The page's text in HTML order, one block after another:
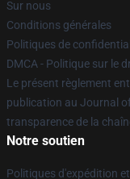
Sur nous
Conditions générales
Politiques de
DMCA - Politique sur le
Le présent règlement
publication au Journal
transparence de la
Notre soutien
Politiques d'expédition